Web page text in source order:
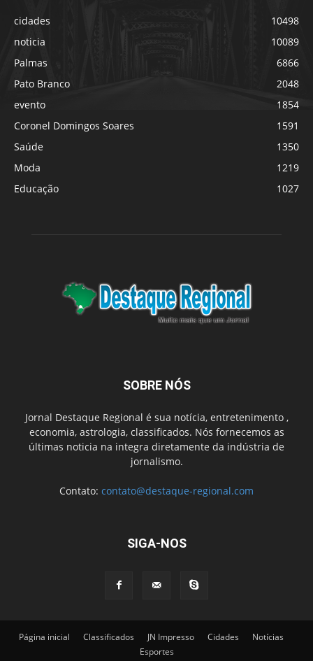
cidades
10498
noticia
10089
Palmas
6866
Pato Branco
2048
evento
1854
Coronel Domingos Soares
1591
Saúde
1350
Moda
1219
Educação
1027
SOBRE NÓS
Jornal Destaque Regional é sua notícia, entretenimento ,
economia, astrologia, classificados. Nós fornecemos as
últimas noticia na integra diretamente da indústria de
jornalismo.
Contato: contato@destaque-regional.com
SIGA-NOS
Página inicial Classificados JN Impresso Cidades
Notícias
Esportes